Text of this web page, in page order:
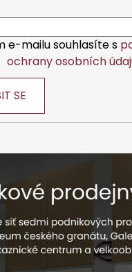
e-mailu souhlasíte s
ochrany osobních
SE